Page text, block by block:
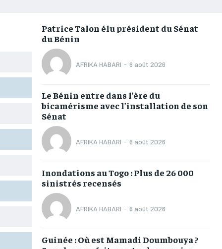
COMMUNIQUÉ
CULTURE
DIVERS
MONDE
OPPORTUNITÉ
PARTENAIRES
IT-ADMIN
TOGOREPORT
L’INTEGRAL
COMMUNIQUÉ
CULTURE
DIVERS
MONDE
OPPORTUNITÉ
PARTENAIRES
IT-ADMIN
TOGOREPORT
L’INTEGRAL
COMMUNIQUÉ
CULTURE
DIVERS
MONDE
OPPORTUNITÉ
PARTENAIRES
IT-ADMIN
TOGOREPORT
L’INTEGRAL
COMMUNIQUÉ
CULTURE
DIVERS
MONDE
OPPORTUNITÉ
PARTENAIRES
IT-ADMIN
TOGOREPORT
L’INTEGRAL
Patrice Talon élu président du Sénat
du Bénin
AFRIKA HABARI - 6 août 2026
Le Bénin entre dans l’ère du
bicamérisme avec l’installation de son
Sénat
AFRIKA HABARI - 6 août 2026
Inondations au Togo : Plus de 26 000
sinistrés recensés
AFRIKA HABARI - 6 août 2026
Guinée : Où est Mamadi Doumbouya ?